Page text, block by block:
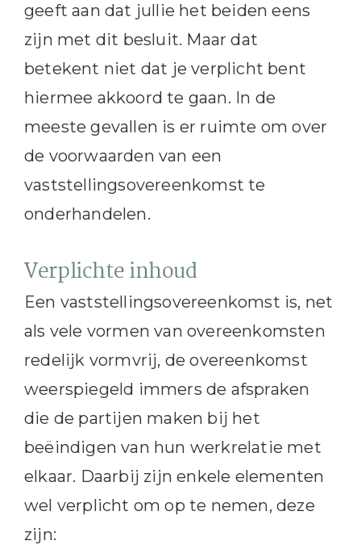
geeft aan dat jullie het beiden eens
zijn met dit besluit. Maar dat
betekent niet dat je verplicht bent
hiermee akkoord te gaan. In de
meeste gevallen is er ruimte om over
de voorwaarden van een
vaststellingsovereenkomst te
onderhandelen.
Verplichte inhoud
Een vaststellingsovereenkomst is, net
als vele vormen van overeenkomsten
redelijk vormvrij, de overeenkomst
weerspiegeld immers de afspraken
die de partijen maken bij het
beëindigen van hun werkrelatie met
elkaar. Daarbij zijn enkele elementen
wel verplicht om op te nemen, deze
zijn: